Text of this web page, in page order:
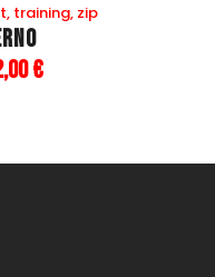
, training, zip
,00€